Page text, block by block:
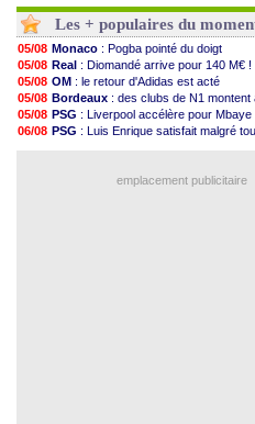
16h59 OM: accord trouvé avec Man City
16h53
OM: Medina vers Leverkusen pour
16h45 Uruguay: Forlan nommé
16h34
Séville : Juanlu signe à Bournemouth
16h21
PSG : Ndjantou heureux d'avoir rejoué
16h04
Real: Diomandé pour 140 M€ !
15h50
Man City : Rodri préfère le Barça au
15h40
Rennes : Aït Boudlal veut rejoindre
15h18
Aston Villa: Liverpool cible aussi
Trabzonspor: Salah a signé ! (officiel)
Les + populaires du
05/08 Monaco : Pogba pointé du doigt
05/08 Real : Diomandé arrive pour 140 M€ !
05/08 OM : le retour d'Adidas est acté
05/08 Bordeaux : des clubs de N1 montent
05/08 PSG : Liverpool accélère pour Mbaye
06/08 PSG : Luis Enrique satisfait malgré
emplacement publicitaire